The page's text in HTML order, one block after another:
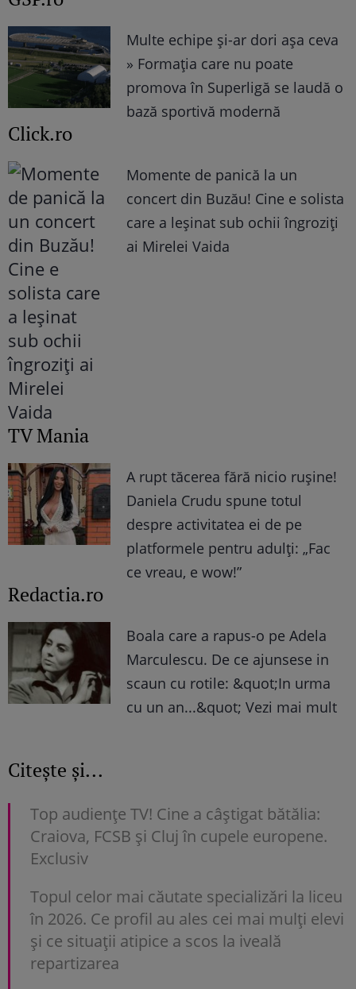
Multe echipe și-ar dori așa ceva
» Formația care nu poate
promova în Superligă se laudă o
bază sportivă modernă
Click.ro
Momente de panică la un
concert din Buzău! Cine e solista
care a leșinat sub ochii îngroziți
ai Mirelei Vaida
TV Mania
A rupt tăcerea fără nicio rușine!
Daniela Crudu spune totul
despre activitatea ei de pe
platformele pentru adulți: „Fac
ce vreau, e wow!”
Redactia.ro
Boala care a rapus-o pe Adela
Marculescu. De ce ajunsese in
scaun cu rotile: &quot;In urma
cu un an...&quot; Vezi mai mult
Citește și...
Top audienţe TV! Cine a câştigat bătălia:
Craiova, FCSB şi Cluj în cupele europene.
Exclusiv
Topul celor mai căutate specializări la liceu
în 2026. Ce profil au ales cei mai mulți elevi
și ce situații atipice a scos la iveală
repartizarea